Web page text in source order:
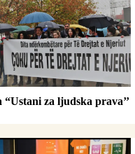
za ljudska prava’’